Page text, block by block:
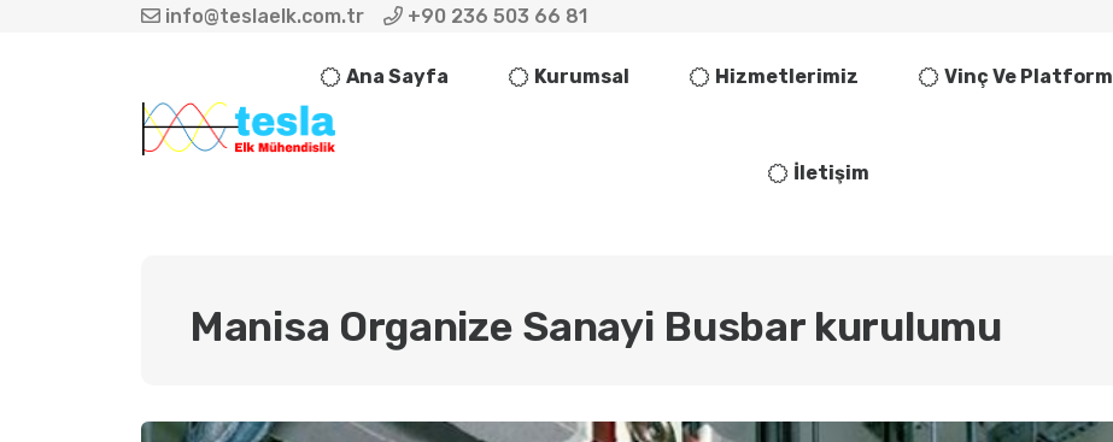
info@teslaelk.com.tr +90 236 503 66 81
Ana Sayfa Kurumsal Hizmetlerimiz Vinç Ve Platform
İletişim
Manisa Organize Sanayi Busbar kurulumu